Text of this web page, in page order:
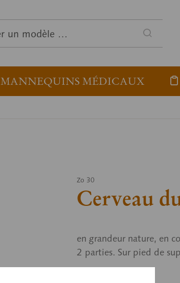
MANNEQUINS MÉDICAUX
Zo 30
Cerveau
en grandeur nature, en
2 parties. Sur pied de